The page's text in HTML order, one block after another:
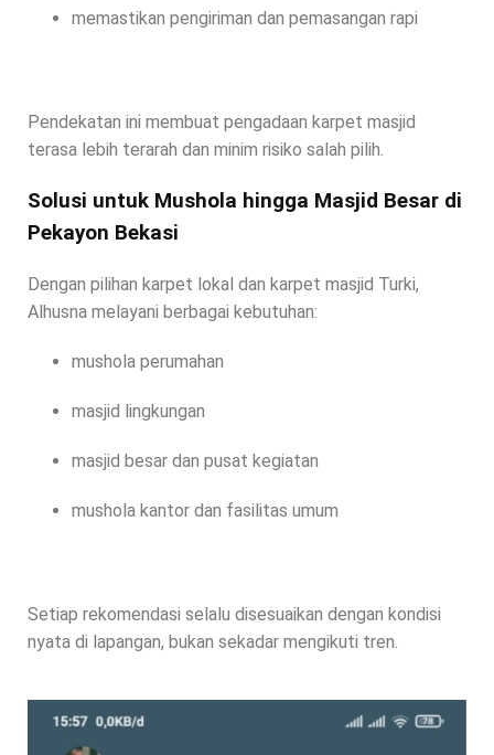
memastikan pengiriman dan pemasangan rapi
Pendekatan ini membuat pengadaan karpet masjid
terasa lebih terarah dan minim risiko salah pilih.
Solusi untuk Mushola hingga Masjid Besar di
Pekayon Bekasi
Dengan pilihan karpet lokal dan karpet masjid Turki,
Alhusna melayani berbagai kebutuhan:
mushola perumahan
masjid lingkungan
masjid besar dan pusat kegiatan
mushola kantor dan fasilitas umum
Setiap rekomendasi selalu disesuaikan dengan kondisi
nyata di lapangan, bukan sekadar mengikuti tren.